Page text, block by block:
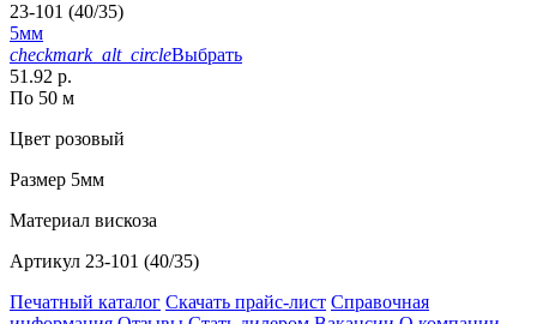
23-101 (40/35)
5мм
checkmark_alt_circleВыбрать
51.92 р.
По 50 м
Цвет розовый
Размер 5мм
Материал вискоза
Артикул 23-101 (40/35)
Печатный каталог Скачать прайс-лист Справочная